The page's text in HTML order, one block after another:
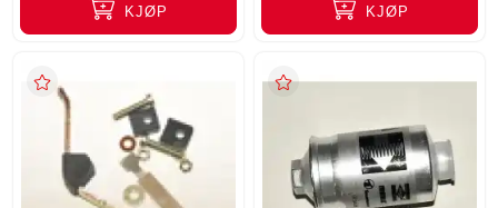
KJØP KJØP